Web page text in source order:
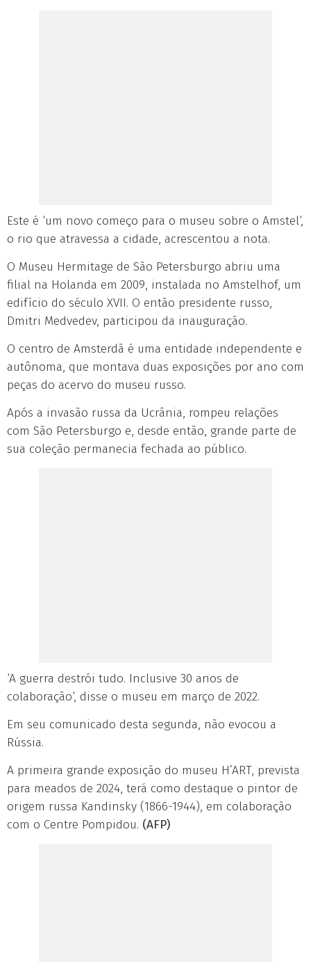
Este é ‘um novo começo para o museu sobre o Amstel‘,
o rio que atravessa a cidade, acrescentou a nota.
O Museu Hermitage de São Petersburgo abriu uma
filial na Holanda em 2009, instalada no Amstelhof, um
edifício do século XVII. O então presidente russo,
Dmitri Medvedev, participou da inauguração.
O centro de Amsterdã é uma entidade independente e
autônoma, que montava duas exposições por ano com
peças do acervo do museu russo.
Após a invasão russa da Ucrânia, rompeu relações
com São Petersburgo e, desde então, grande parte de
sua coleção permanecia fechada ao público.
‘A guerra destrói tudo. Inclusive 30 anos de
colaboração‘, disse o museu em março de 2022.
Em seu comunicado desta segunda, não evocou a
Rússia.
A primeira grande exposição do museu H’ART, prevista
para meados de 2024, terá como destaque o pintor de
origem russa Kandinsky (1866-1944), em colaboração
com o Centre Pompidou. (AFP)